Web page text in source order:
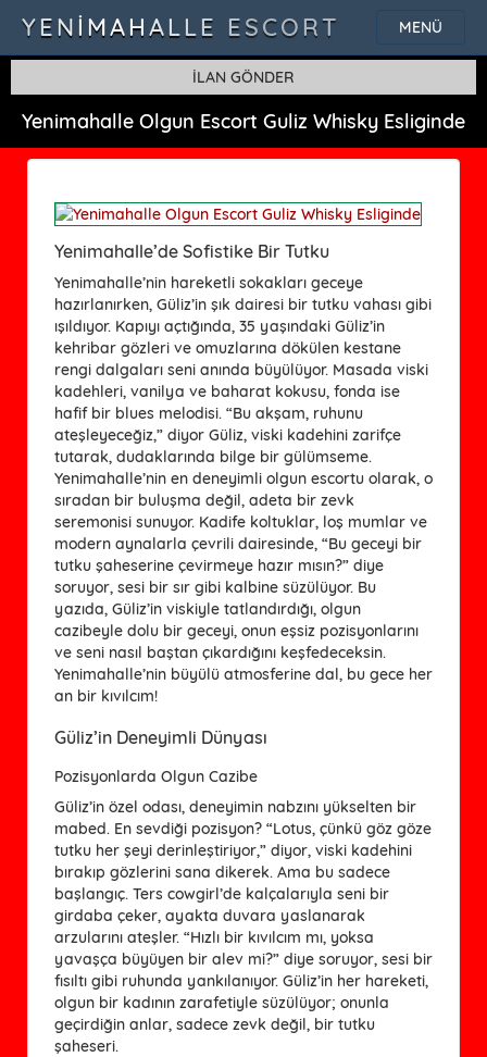
MENÜ
YENIMAHALLE ESCORT
İLAN GÖNDER
Yenimahalle Olgun Escort Guliz Whisky Esliginde
Yenimahalle’de Sofistike Bir Tutku
Yenimahalle’nin hareketli sokakları geceye
hazırlanırken, Güliz’in şık dairesi bir tutku vahası gibi
ışıldıyor. Kapıyı açtığında, 35 yaşındaki Güliz’in
kehribar gözleri ve omuzlarına dökülen kestane
rengi dalgaları seni anında büyülüyor. Masada viski
kadehleri, vanilya ve baharat kokusu, fonda ise
hafif bir blues melodisi. “Bu akşam, ruhunu
ateşleyeceğiz,” diyor Güliz, viski kadehini zarifçe
tutarak, dudaklarında bilge bir gülümseme.
Yenimahalle’nin en deneyimli olgun escortu olarak, o
sıradan bir buluşma değil, adeta bir zevk
seremonisi sunuyor. Kadife koltuklar, loş mumlar ve
modern aynalarla çevrili dairesinde, “Bu geceyi bir
tutku şaheserine çevirmeye hazır mısın?” diye
soruyor, sesi bir sır gibi kalbine süzülüyor. Bu
yazıda, Güliz’in viskiyle tatlandırdığı, olgun
cazibeyle dolu bir geceyi, onun eşsiz pozisyonlarını
ve seni nasıl baştan çıkardığını keşfedeceksin.
Yenimahalle’nin büyülü atmosferine dal, bu gece her
an bir kıvılcım!
Güliz’in Deneyimli Dünyası
Pozisyonlarda Olgun Cazibe
Güliz’in özel odası, deneyimin nabzını yükselten bir
mabed. En sevdiği pozisyon? “Lotus, çünkü göz göze
tutku her şeyi derinleştiriyor,” diyor, viski kadehini
bırakıp gözlerini sana dikerek. Ama bu sadece
başlangıç. Ters cowgirl’de kalçalarıyla seni bir
girdaba çeker, ayakta duvara yaslanarak
arzularını ateşler. “Hızlı bir kıvılcım mı, yoksa
yavaşça büyüyen bir alev mi?” diye soruyor, sesi bir
fısıltı gibi ruhunda yankılanıyor. Güliz’in her hareketi,
olgun bir kadının zarafetiyle süzülüyor; onunla
geçirdiğin anlar, sadece zevk değil, bir tutku
şaheseri.